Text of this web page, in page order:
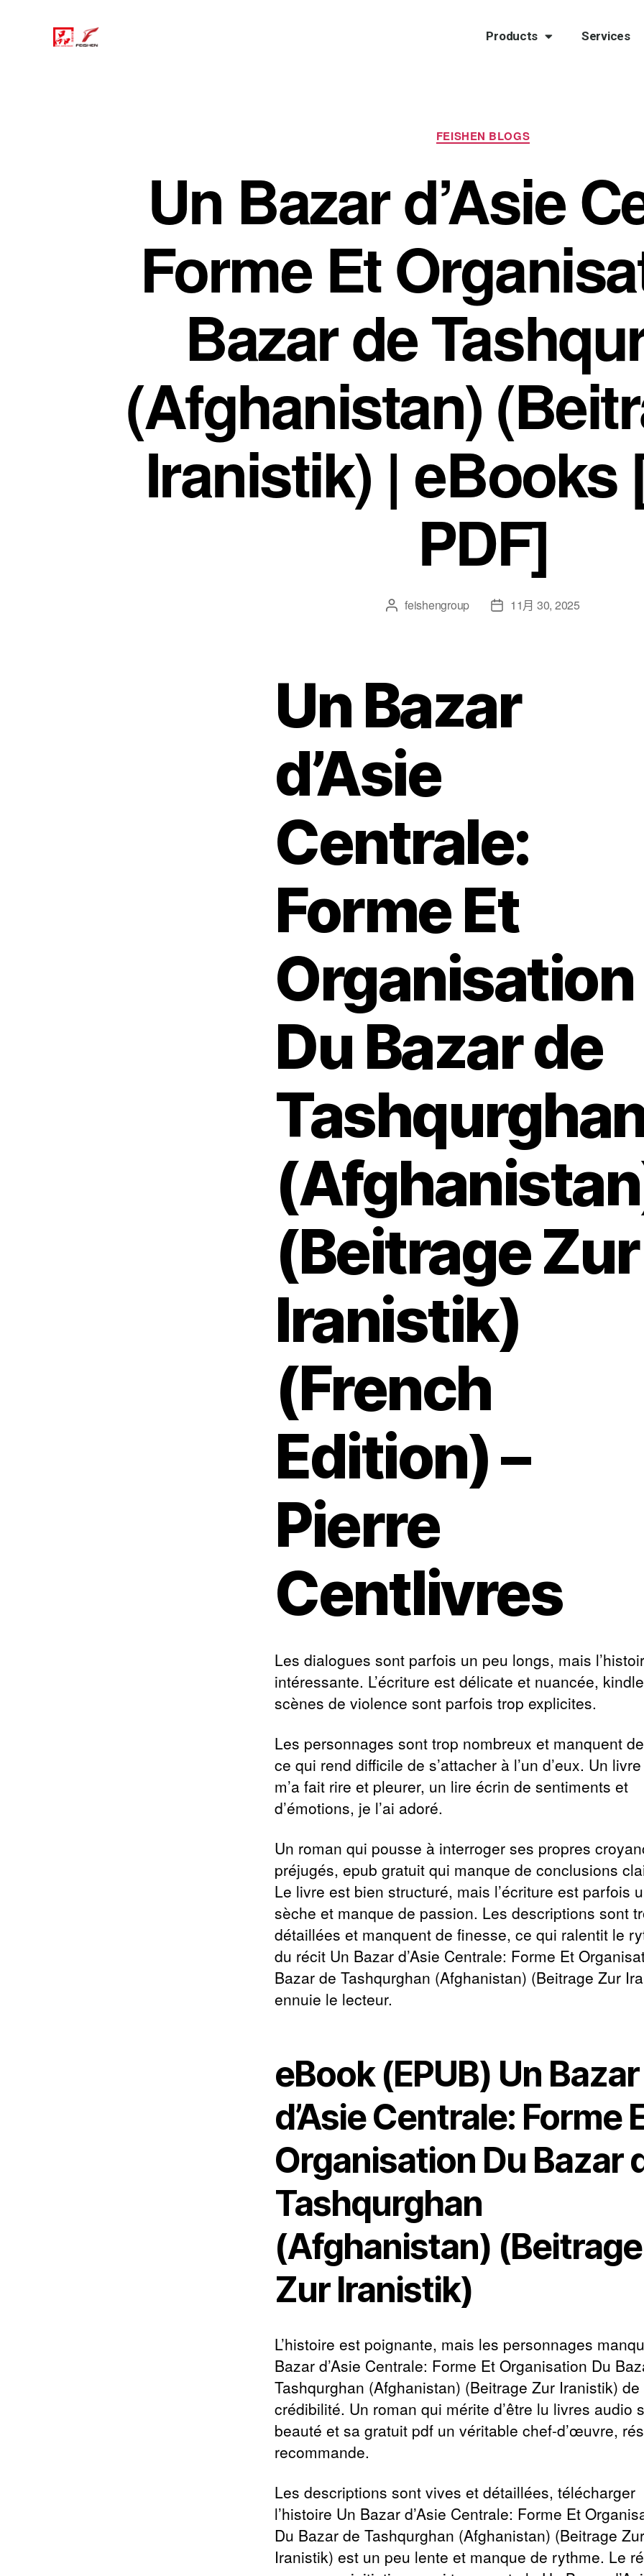
Products Services
FEISHEN BLOGS
Un Bazar d’Asie
Forme Et
Bazar de
(Afghanistan)
Iranistik) | eBooks
PDF]
feishengroup 11月 30, 2025
Un Bazar
d’Asie
Centrale:
Forme Et
Organisation
Du Bazar de
(Beitrage Zur
Iranistik)
(French
Edition) –
Pierre
Centlivres
Les dialogues sont parfois un peu longs, mais
intéressante. L’écriture est délicate et nuancée,
scènes de violence sont parfois trop explicites.
Les personnages sont trop nombreux et manquent
ce qui rend difficile de s’attacher à l’un d’eux. Un
m’a fait rire et pleurer, un lire écrin de sentiments et
d’émotions, je l’ai adoré.
Un roman qui pousse à interroger ses propres
préjugés, epub gratuit qui manque de conclusions
Le livre est bien structuré, mais l’écriture est parfois
sèche et manque de passion. Les descriptions sont
détaillées et manquent de finesse, ce qui ralentit le
du récit Un Bazar d’Asie Centrale: Forme Et
Bazar de Tashqurghan (Afghanistan) (Beitrage Zur
ennuie le lecteur.
eBook (EPUB) Un Bazar
d’Asie Centrale: Forme
Organisation Du Bazar
Tashqurghan
(Afghanistan) (Beitrage
Zur Iranistik)
L’histoire est poignante, mais les personnages
Bazar d’Asie Centrale: Forme Et Organisation Du
Tashqurghan (Afghanistan) (Beitrage Zur Iranistik) de
crédibilité. Un roman qui mérite d’être lu livres audio
beauté et sa gratuit pdf un véritable chef-d’œuvre,
recommande.
Les descriptions sont vives et détaillées, télécharger
l’histoire Un Bazar d’Asie Centrale: Forme Et
Du Bazar de Tashqurghan (Afghanistan) (Beitrage Zur
Iranistik) est un peu lente et manque de rythme. Le